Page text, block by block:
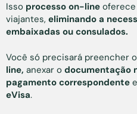
Isso processo on-line
viajantes, eliminando a
embaixadas ou consulados.
Você só precisará preencher o
line, anexar o documentação
pagamento correspondente
eVisa.